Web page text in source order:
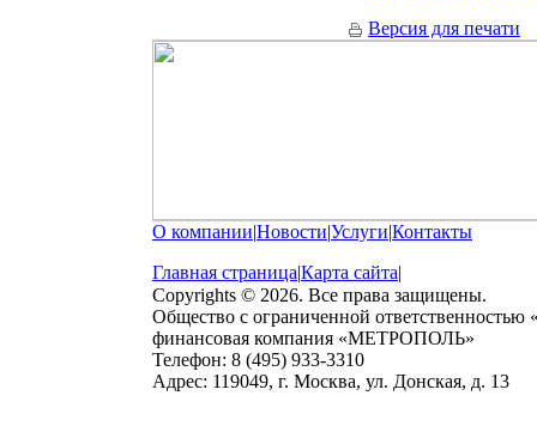
Версия для печати
О компании|Новости|Услуги|Контакты
Главная страница|Карта сайта|
Copyrights © 2026. Все права защищены.
Общество с ограниченной ответственностью
финансовая компания «МЕТРОПОЛЬ»
Телефон: 8 (495) 933-3310
Адрес: 119049, г. Москва, ул. Донская, д. 13